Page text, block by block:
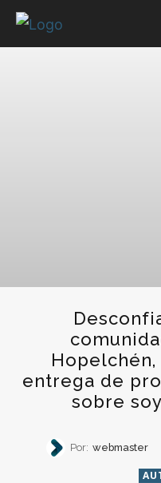
entrega de
sobre
Por: webmaster